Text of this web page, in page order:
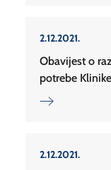
2.12.2021.
Obavijest o
potrebe
2.12.2021.